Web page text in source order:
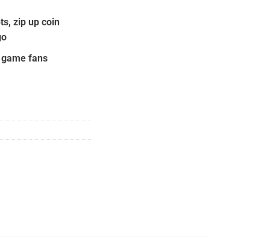
zip up coin
fans